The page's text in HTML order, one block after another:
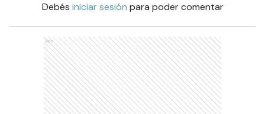
Debés iniciar sesión para poder comentar
Ads